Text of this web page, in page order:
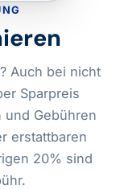
Auch bei nicht
Sparpreis
und Gebühren
erstattbaren
20% sind